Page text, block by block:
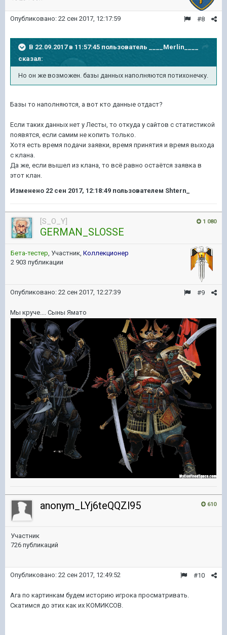
#8
Опубликовано: 22 сен 2017, 12:17:59
В 22.09.2017 в 11:57:45 пользователь
____Merlin____
сказал:
Но он же возможен. базы данных наполняются потихонечку.
Базы то наполняются, а вот кто данные отдаст?
Если таких данных нет у Лесты, то откуда у сайтов с статистикой
появятся, если самим не копить только.
Хотя есть время подачи заявки, время принятия и время выхода
с клана.
Да же, если вышел из клана, то всё равно остаётся заявка в
этот клан.
Изменено 22 сен 2017, 12:18:49 пользователем Shtern_
1 080
[S_O_Y]
GERMAN_SLOSSE
Бета-тестер, Участник, Коллекционер
2 903 публикации
#9
Опубликовано: 22 сен 2017, 12:27:39
Мы круче.... Сыны Ямато
610
anonym_LYj6teQQZl95
Участник
726 публикаций
#10
Опубликовано: 22 сен 2017, 12:49:52
Ага по картинкам будем историю игрока просматривать.
Скатимся до этих как их КОМИКСОВ.